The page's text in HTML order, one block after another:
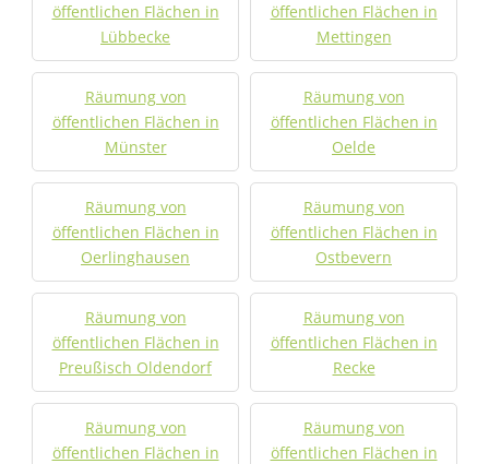
öffentlichen Flächen in
Lübbecke
öffentlichen Flächen in
Mettingen
Räumung von
öffentlichen Flächen in
Münster
Räumung von
öffentlichen Flächen in
Oelde
Räumung von
öffentlichen Flächen in
Oerlinghausen
Räumung von
öffentlichen Flächen in
Ostbevern
Räumung von
öffentlichen Flächen in
Preußisch Oldendorf
Räumung von
öffentlichen Flächen in
Recke
Räumung von
öffentlichen Flächen in
Räumung von
öffentlichen Flächen in